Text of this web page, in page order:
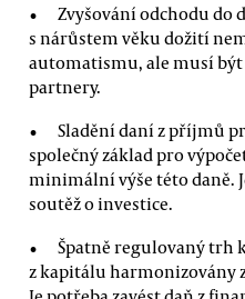
Zvyšování odchodu do
s nárůstem věku dožití
automatismu, ale musí
partnery.
Sladění daní z příjmů
společný základ pro
minimální výše této daně.
soutěž o investice.
Špatně regulovaný trh
z kapitálu harmonizovány